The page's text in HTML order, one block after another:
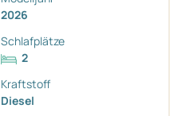
2026
Schlafplätze
2
Kraftstoff
Diesel